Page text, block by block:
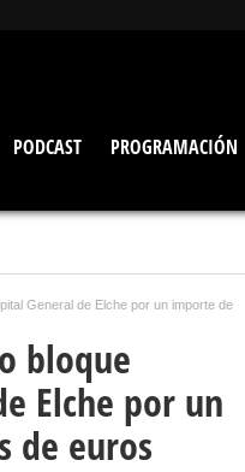
PODCAST PROGRAMACIÓN
General de Elche por un importe de
bloque
Elche por un
de euros